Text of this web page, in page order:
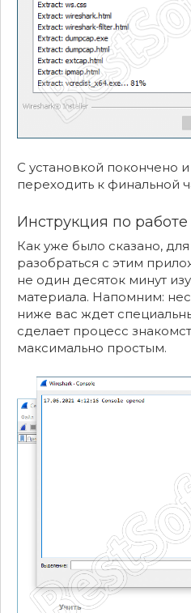
С установкой покончено
переходить к финальной
Инструкция по работе
Как уже было сказано,
разобраться с этим
не один десяток минут
материала. Напомним:
ниже вас ждет
сделает процесс
максимально простым.